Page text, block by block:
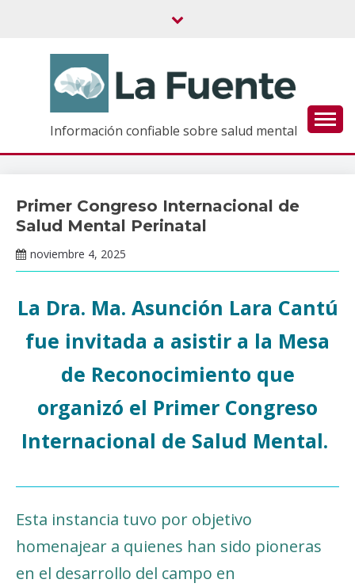
Información confiable sobre salud mental
Noticias
Primer Congreso Internacional de
Salud Mental Perinatal
noviembre 4, 2025
Claudia
La Dra. Ma. Asunción Lara Cantú
fue invitada a asistir a la Mesa
de Reconocimiento que
organizó el Primer Congreso
Internacional de Salud Mental.
Esta instancia tuvo por objetivo
homenajear a quienes han sido pioneras
en el desarrollo del campo en